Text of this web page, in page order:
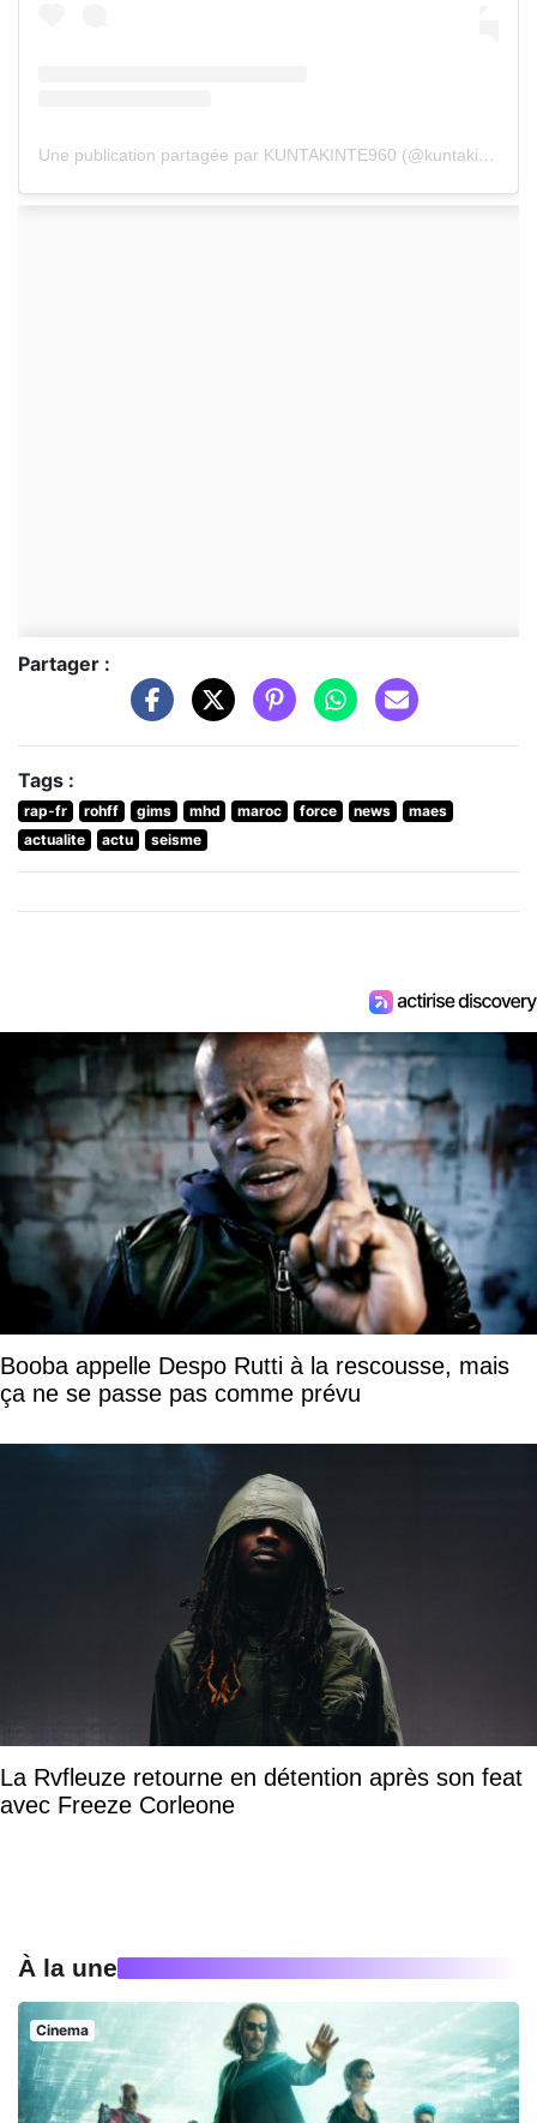
Une publication partagée par KUNTAKINTE960 (@kuntakinte960)
Partager :
Tags :
rap-fr rohff gims mhd maroc force news
maes
actualite
actu seisme
Booba appelle Despo Rutti à la rescousse, mais
ça ne se passe pas comme prévu
La Rvfleuze retourne en détention après son feat
avec Freeze Corleone
À la une
Cinema